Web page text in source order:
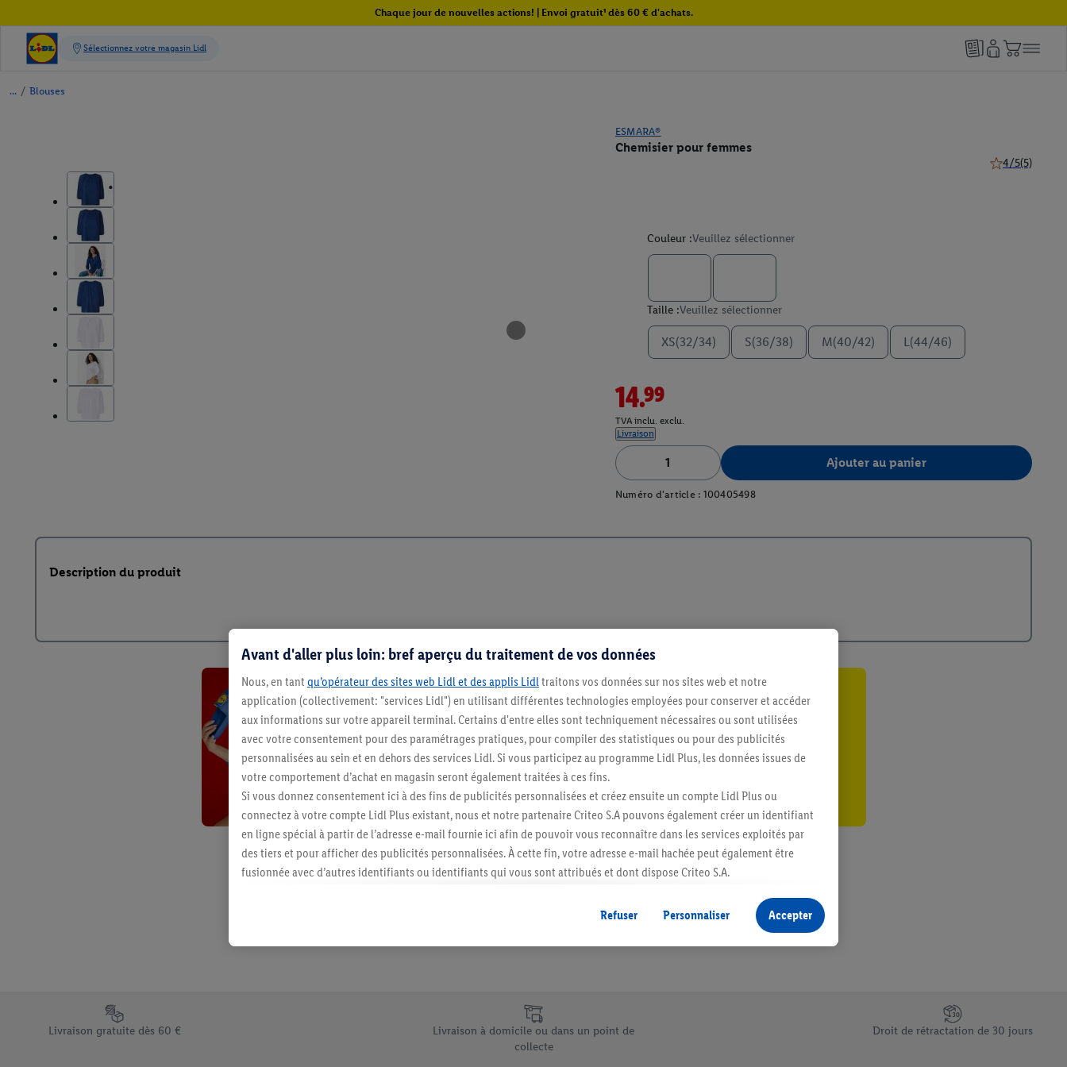
Chaque jour de nouvelles actions! | Envoi gratuit¹ dès 60 € d'achats.
/ Blouses
ESMARA®
Chemisier pour femmes
4/5(5)
Couleur :Veuillez sélectionner
Taille :Veuillez sélectionner
XS(32/34) S(36/38) M(40/42) L(44/46)
14.99
TVA inclu. exclu.
Livraison
Ajouter au panier
Numéro d'article : 100405498
Description du produit
Restez au courant
Abonnez-vous à la newsletter
S'abonner
Élément du pied de page avec les différents arguments de vente uniques de Lidl.be
Livraison gratuite dès 60 €
Livraison à domicile ou dans un point de
collecte
Droit de rétractation de 30 jours
Avant d'aller plus loin: bref aperçu du traitement de vos données
Nous, en tant qu’opérateur des sites web Lidl et des applis Lidltraitons vos données sur nos sites web et notre
application (collectivement: "services Lidl") en utilisant différentes technologies employées pour conserver et accéder
aux informations sur votre appareil terminal. Certains d'entre elles sont techniquement nécessaires ou sont utilisées
avec votre consentement pour des paramétrages pratiques, pour compiler des statistiques ou pour des publicités
personnalisées au sein et en dehors des services Lidl. Si vous participez au programme Lidl Plus, les données issues de
votre comportement d’achat en magasin seront également traitées à ces fins.
Si vous donnez consentement ici à des fins de publicités personnalisées et créez ensuite un compte Lidl Plus ou
connectez à votre compte Lidl Plus existant, nous et notre partenaire Criteo S.A pouvons également créer un identifiant
en ligne spécial à partir de l’adresse e-mail fournie ici afin de pouvoir vous reconnaître dans les services exploités par
des tiers et pour afficher des publicités personnalisées. À cette fin, votre adresse e-mail hachée peut également être
fusionnée avec d’autres identifiants ou identifiants qui vous sont attribués et dont dispose Criteo S.A.
vous avez montré de l’intérêt (par exemple en plaçant le produit dans un panier d’un webshop mais sans procéder à
l’achat) peuvent également être affichées sur plusieurs apppareils et plusieurs services de Lidl si plusieurs terminaux ou
plusieurs services de Lidl peuvent vous être attribués en utilisant votre adresse e-mail hachée et, le cas échéant, d’autres
En cliquant sur « Refuser », vous pouvez autoriser uniquement l’utilisation des technologies nécessaires. En cliquant sur
« Accepter », vous autorisez tous les traitements pour toutes les finalités susmentionnées. Vous trouverez de plus amples
Refuser Personnaliser Accepter